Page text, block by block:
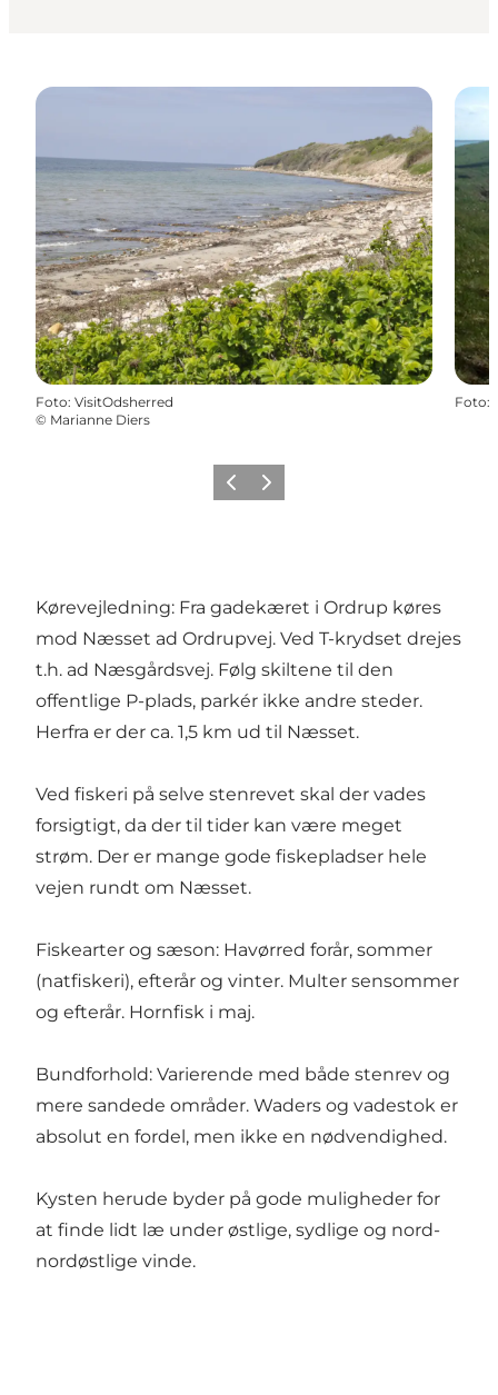
Foto: VisitOdsherred
© Marianne Diers
Foto:
Forrige billede
Næste billede
Kørevejledning: Fra gadekæret i Ordrup køres
mod Næsset ad Ordrupvej. Ved T-krydset drejes
t.h. ad Næsgårdsvej. Følg skiltene til den
offentlige P-plads, parkér ikke andre steder.
Herfra er der ca. 1,5 km ud til Næsset.
Ved fiskeri på selve stenrevet skal der vades
forsigtigt, da der til tider kan være meget
strøm. Der er mange gode fiskepladser hele
vejen rundt om Næsset.
Fiskearter og sæson: Havørred forår, sommer
(natfiskeri), efterår og vinter. Multer sensommer
og efterår. Hornfisk i maj.
Bundforhold: Varierende med både stenrev og
mere sandede områder. Waders og vadestok er
absolut en fordel, men ikke en nødvendighed.
Kysten herude byder på gode muligheder for
at finde lidt læ under østlige, sydlige og nord-
nordøstlige vinde.